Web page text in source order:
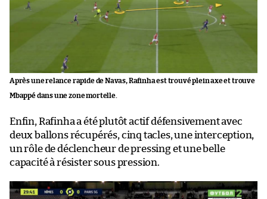
Après une relance rapide de Navas, Rafinha est trouvé plein axe et trouve
Mbappé dans une zone mortelle.
Enfin, Rafinha a été plutôt actif défensivement avec
deux ballons récupérés, cinq tacles, une interception,
un rôle de déclencheur de pressing et une belle
capacité à résister sous pression.